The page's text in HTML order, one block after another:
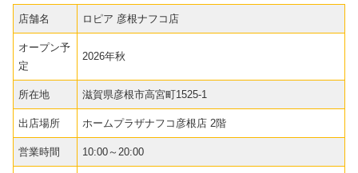
店舗名 ロピア 彦根ナフコ店
オープン予
定
2026年秋
所在地 滋賀県彦根市高宮町1525-1
出店場所 ホームプラザナフコ彦根店 2階
営業時間 10:00～20:00